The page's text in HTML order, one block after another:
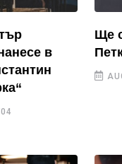
в
Ще